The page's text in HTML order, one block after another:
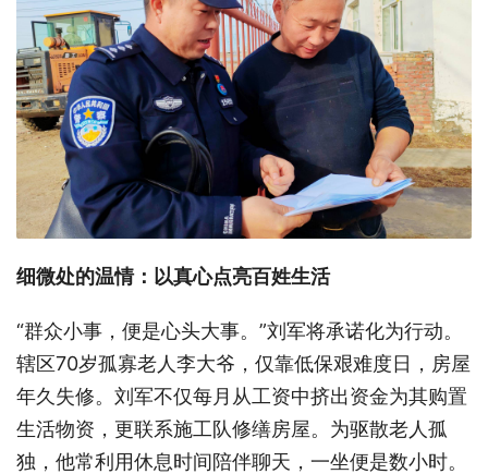
细微处的温情：以真心点亮百姓生活
“群众小事，便是心头大事。”刘军将承诺化为行动。
辖区70岁孤寡老人李大爷，仅靠低保艰难度日，房屋
年久失修。刘军不仅每月从工资中挤出资金为其购置
生活物资，更联系施工队修缮房屋。为驱散老人孤
独，他常利用休息时间陪伴聊天，一坐便是数小时。